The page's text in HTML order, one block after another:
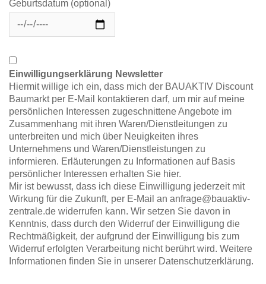
Geburtsdatum (optional)
Einwilligungserklärung Newsletter
Hiermit willige ich ein, dass mich der BAUAKTIV Discount
Baumarkt per E-Mail kontaktieren darf, um mir auf meine
persönlichen Interessen zugeschnittene Angebote im
Zusammenhang mit ihren Waren/Dienstleitungen zu
unterbreiten und mich über Neuigkeiten ihres
Unternehmens und Waren/Dienstleistungen zu
informieren. Erläuterungen zu Informationen auf Basis
persönlicher Interessen erhalten Sie hier.
Mir ist bewusst, dass ich diese Einwilligung jederzeit mit
Wirkung für die Zukunft, per E-Mail an anfrage@bauaktiv-
zentrale.de widerrufen kann. Wir setzen Sie davon in
Kenntnis, dass durch den Widerruf der Einwilligung die
Rechtmäßigkeit, der aufgrund der Einwilligung bis zum
Widerruf erfolgten Verarbeitung nicht berührt wird. Weitere
Informationen finden Sie in unserer Datenschutzerklärung.